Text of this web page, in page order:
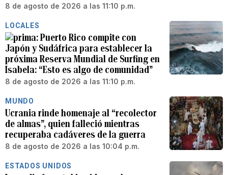
8 de agosto de 2026 a las 11:10 p.m.
LOCALES
Puerto Rico compite con
Japón y Sudáfrica para establecer la
próxima Reserva Mundial de Surfing en
Isabela: “Esto es algo de comunidad”
8 de agosto de 2026 a las 11:10 p.m.
MUNDO
Ucrania rinde homenaje al “recolector
de almas”, quien falleció mientras
recuperaba cadáveres de la guerra
8 de agosto de 2026 a las 10:04 p.m.
ESTADOS UNIDOS